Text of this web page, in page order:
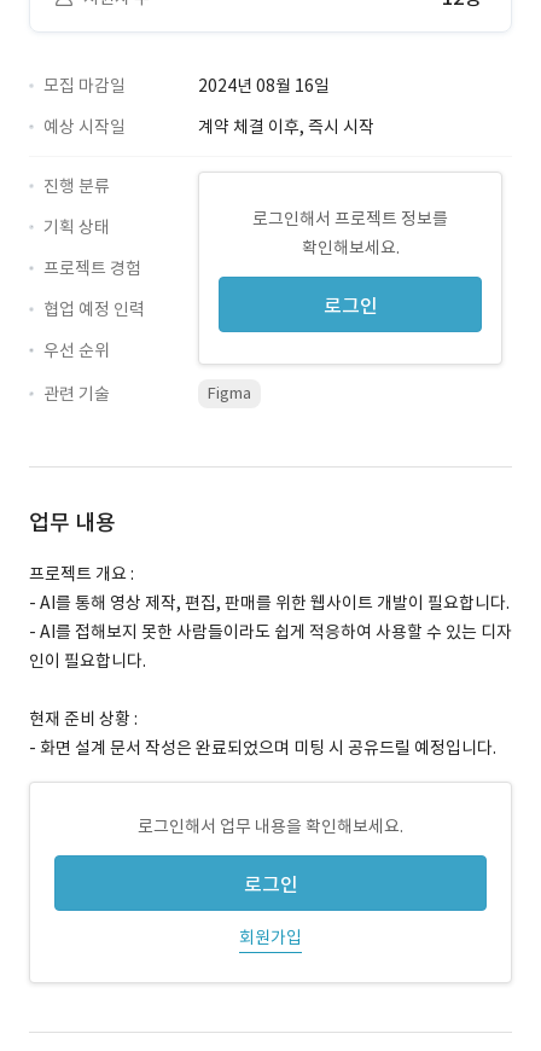
모집 마감일
2024년 08월 16일
예상 시작일
계약 체결 이후, 즉시 시작
로그인해서 프로젝트 정보를
확인해보세요.
로그인
진행 분류
기획 상태
프로젝트 경험
협업 예정 인력
우선 순위
관련 기술
Figma
업무 내용
프로젝트 개요 :
- AI를 통해 영상 제작, 편집, 판매를 위한 웹사이트 개발이 필요합니다.
- AI를 접해보지 못한 사람들이라도 쉽게 적응하여 사용할 수 있는 디자
인이 필요합니다.
현재 준비 상황 :
- 화면 설계 문서 작성은 완료되었으며 미팅 시 공유드릴 예정입니다.
로그인해서 업무 내용을 확인해보세요.
로그인
회원가입